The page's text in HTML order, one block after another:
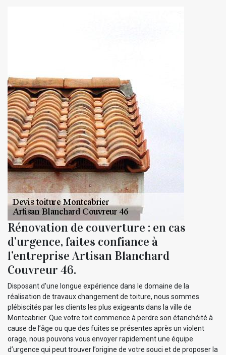
Rénovation de couverture : en cas
d’urgence, faites confiance à
l’entreprise Artisan Blanchard
Couvreur 46.
Disposant d’une longue expérience dans le domaine de la
réalisation de travaux changement de toiture, nous sommes
plébiscités par les clients les plus exigeants dans la ville de
Montcabrier. Que votre toit commence à perdre son étanchéité à
cause de l’âge ou que des fuites se présentes après un violent
orage, nous pouvons vous envoyer rapidement une équipe
d’urgence qui peut trouver l’origine de votre souci et de proposer la